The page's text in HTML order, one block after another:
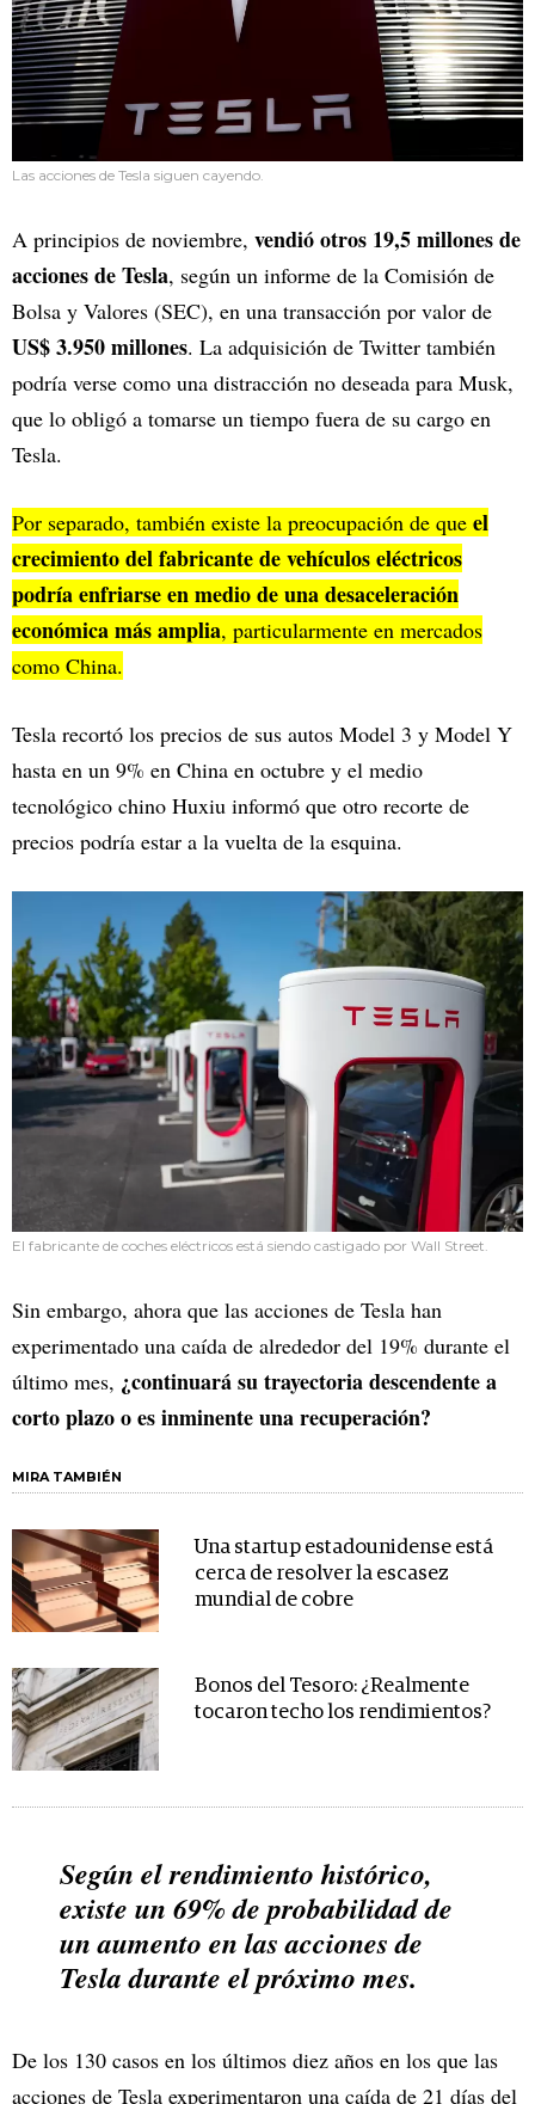
Las acciones de Tesla siguen cayendo.
A principios de noviembre, vendió otros 19,5 millones de
acciones de Tesla, según un informe de la Comisión de
Bolsa y Valores (SEC), en una transacción por valor de
US$ 3.950 millones. La adquisición de Twitter también
podría verse como una distracción no deseada para Musk,
que lo obligó a tomarse un tiempo fuera de su cargo en
Tesla.
Por separado, también existe la preocupación de que el
crecimiento del fabricante de vehículos eléctricos
podría enfriarse en medio de una desaceleración
económica más amplia, particularmente en mercados
como China.
Tesla recortó los precios de sus autos Model 3 y Model Y
hasta en un 9% en China en octubre y el medio
tecnológico chino Huxiu informó que otro recorte de
precios podría estar a la vuelta de la esquina.
El fabricante de coches eléctricos está siendo castigado por Wall Street.
Sin embargo, ahora que las acciones de Tesla han
experimentado una caída de alrededor del 19% durante el
último mes, ¿continuará su trayectoria descendente a
corto plazo o es inminente una recuperación?
MIRA TAMBIÉN
Una startup estadounidense está
cerca de resolver la escasez
mundial de cobre
Bonos del Tesoro: ¿Realmente
tocaron techo los rendimientos?
Según el rendimiento histórico,
existe un 69% de probabilidad de
un aumento en las acciones de
Tesla durante el próximo mes.
De los 130 casos en los últimos diez años en los que las
acciones de Tesla experimentaron una caída de 21 días del